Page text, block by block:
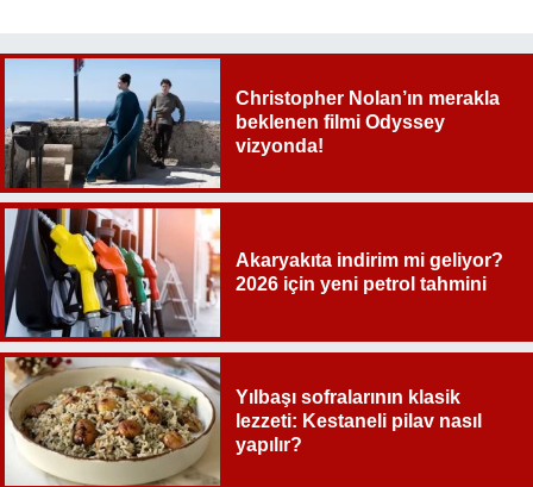
Christopher Nolan’ın merakla
beklenen filmi Odyssey
vizyonda!
Akaryakıta indirim mi geliyor?
2026 için yeni petrol tahmini
Yılbaşı sofralarının klasik
lezzeti: Kestaneli pilav nasıl
yapılır?